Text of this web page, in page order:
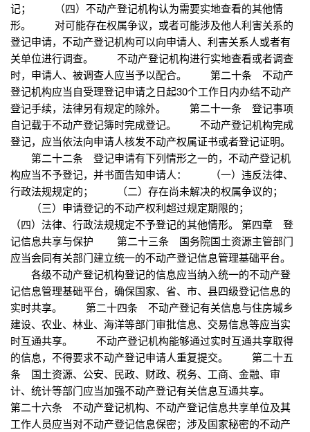
记； （四）不动产登记机构认为需要实地查看的其他情
形。 对可能存在权属争议，或者可能涉及他人利害关系的
登记申请，不动产登记机构可以向申请人、利害关系人或者有
关单位进行调查。 不动产登记机构进行实地查看或者调查
时，申请人、被调查人应当予以配合。 第二十条 不动产
登记机构应当自受理登记申请之日起30个工作日内办结不动产
登记手续，法律另有规定的除外。 第二十一条 登记事项
自记载于不动产登记簿时完成登记。 不动产登记机构完成
登记，应当依法向申请人核发不动产权属证书或者登记证明。
第二十二条 登记申请有下列情形之一的，不动产登记机
构应当不予登记，并书面告知申请人： （一）违反法律、
行政法规规定的； （二）存在尚未解决的权属争议的；
（三）申请登记的不动产权利超过规定期限的；
（四）法律、行政法规规定不予登记的其他情形。 第四章 登
记信息共享与保护 第二十三条 国务院国土资源主管部门
应当会同有关部门建立统一的不动产登记信息管理基础平台。
各级不动产登记机构登记的信息应当纳入统一的不动产登
记信息管理基础平台，确保国家、省、市、县四级登记信息的
实时共享。 第二十四条 不动产登记有关信息与住房城乡
建设、农业、林业、海洋等部门审批信息、交易信息等应当实
时互通共享。 不动产登记机构能够通过实时互通共享取得
的信息，不得要求不动产登记申请人重复提交。 第二十五
条 国土资源、公安、民政、财政、税务、工商、金融、审
计、统计等部门应当加强不动产登记有关信息互通共享。
第二十六条 不动产登记机构、不动产登记信息共享单位及其
工作人员应当对不动产登记信息保密；涉及国家秘密的不动产